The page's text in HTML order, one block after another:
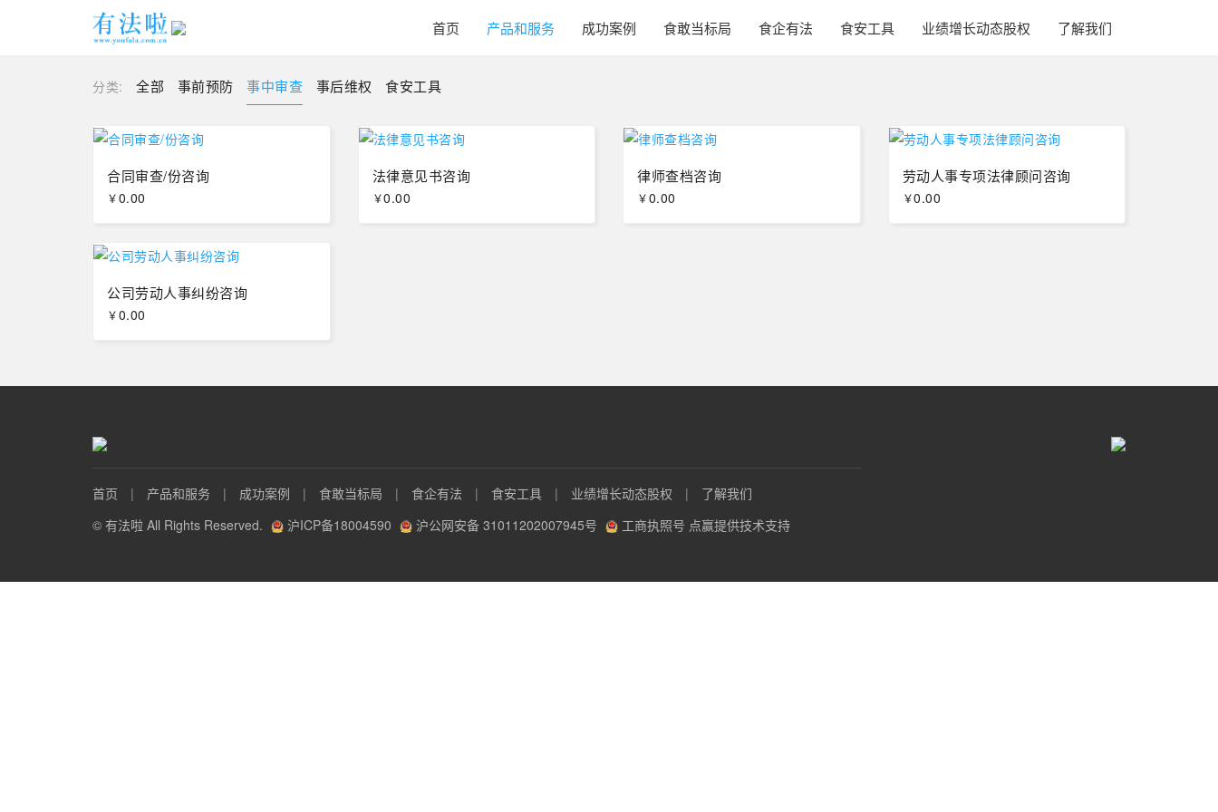
首页 产品和服务 成功案例 食敢当标局 食企有法 食安工具 业绩增长动态股权 了解我们
分类: 全部 事前预防 事中审查 事后维权 食安工具
合同审查/份咨询
￥0.00
法律意见书咨询
￥0.00
律师查档咨询
￥0.00
劳动人事专项法律顾问咨询
￥0.00
公司劳动人事纠纷咨询
￥0.00
首页 | 产品和服务 | 成功案例 | 食敢当标局 | 食企有法 | 食安工具 | 业绩增长动态股权 |
了解我们
© 有法啦 All Rights Reserved.
沪ICP备18004590 沪公网安备 31011202007945号 工商执照号 点赢提供技术支持